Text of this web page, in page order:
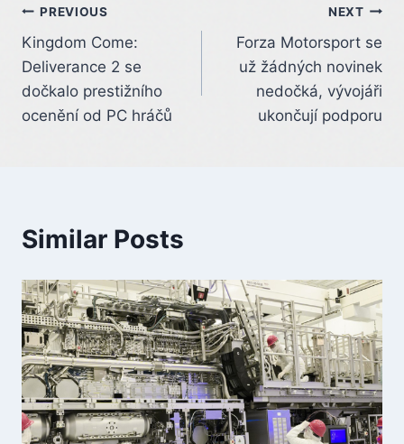
Post
navigation
PREVIOUS
Kingdom Come:
Deliverance 2 se
dočkalo prestižního
ocenění od PC hráčů
NEXT
Forza Motorsport se
už žádných novinek
nedočká, vývojáři
ukončují podporu
Similar Posts